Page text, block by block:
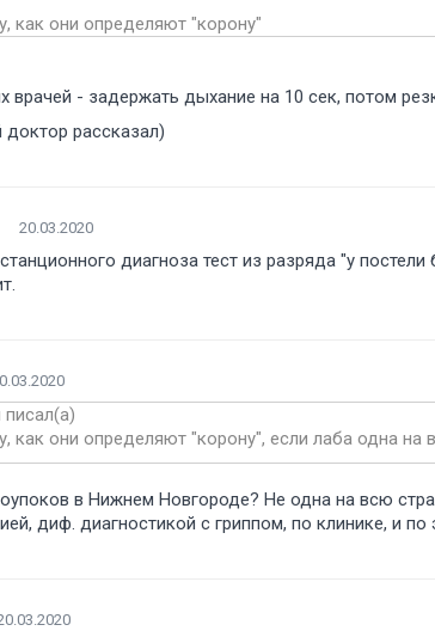
как они определяют "корону"
врачей - задержать дыхание на 10 сек, потом
рассказал)
20.03.2020
диагноза тест из разряда "у
как они определяют "корону", если лаба одна
в Нижнем Новгороде? Не одна на всю
диф. диагностикой с гриппом, по клинике, и по